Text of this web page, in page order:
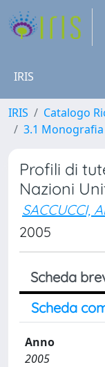
IRIS
IRIS Catalogo
3.1
Profili di
Nazioni
SACCUCCI,
2005
Scheda
Scheda
Anno
2005